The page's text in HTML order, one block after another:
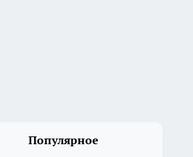
Популярное